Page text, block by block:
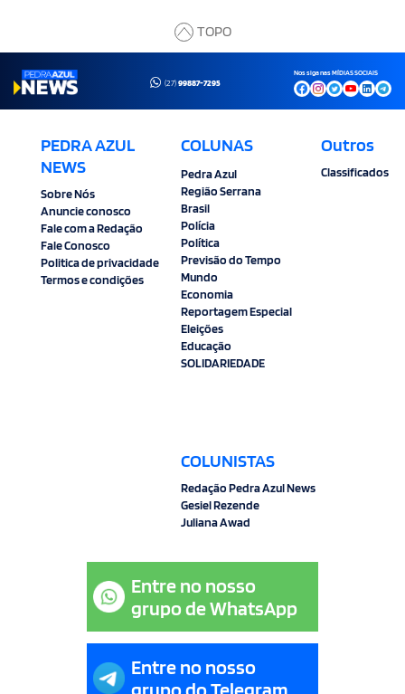
TOPO
(27)99887-7295
Nos siga nas MÍDIAS SOCIAIS
PEDRA AZUL
NEWS
Sobre Nós
Anuncie conosco
Fale com a Redação
Fale Conosco
Politica de privacidade
Termos e condições
COLUNAS
Pedra Azul
Região Serrana
Brasil
Polícia
Política
Previsão do Tempo
Mundo
Economia
Reportagem Especial
Eleições
Educação
SOLIDARIEDADE
COLUNISTAS
Redação Pedra Azul News
Gesiel Rezende
Juliana Awad
Outros
Classificados
Entre no nosso
grupo de WhatsApp
Entre no nosso
grupo do Telegram